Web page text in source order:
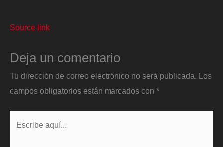
Source link
Deja un comentario
Tu dirección de correo electrónico no será publicada. Los
campos obligatorios están marcados con *